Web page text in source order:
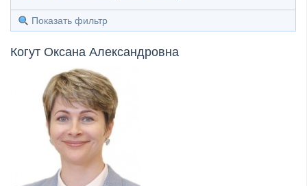
Показать фильтр
Когут Оксана Александровна